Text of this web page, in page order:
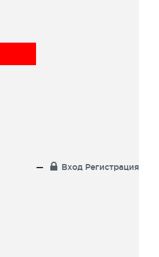
Вход Регистрация